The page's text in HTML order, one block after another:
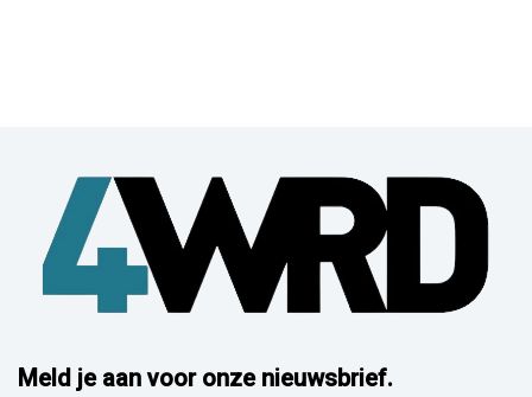
Meld je aan voor onze nieuwsbrief.